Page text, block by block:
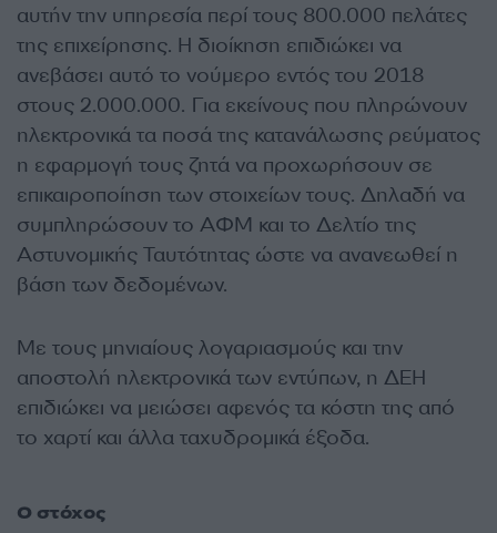
αυτήν την υπηρεσία περί τους 800.000 πελάτες
της επιχείρησης. Η διοίκηση επιδιώκει να
ανεβάσει αυτό το νούμερο εντός του 2018
στους 2.000.000. Για εκείνους που πληρώνουν
ηλεκτρονικά τα ποσά της κατανάλωσης ρεύματος
η εφαρμογή τους ζητά να προχωρήσουν σε
επικαιροποίηση των στοιχείων τους. Δηλαδή να
συμπληρώσουν το ΑΦΜ και το Δελτίο της
Αστυνομικής Ταυτότητας ώστε να ανανεωθεί η
βάση των δεδομένων.
Με τους μηνιαίους λογαριασμούς και την
αποστολή ηλεκτρονικά των εντύπων, η ΔΕΗ
επιδιώκει να μειώσει αφενός τα κόστη της από
το χαρτί και άλλα ταχυδρομικά έξοδα.
Ο στόχος